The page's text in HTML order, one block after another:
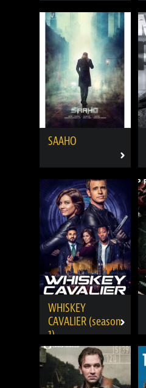
SAAHO
WHISKEY
CAVALIER (season
1)